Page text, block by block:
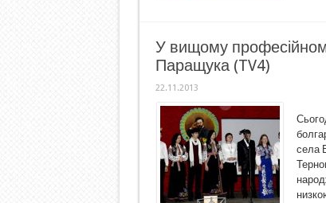
У вищому
Паращука (TV4)
22.11.2013
села